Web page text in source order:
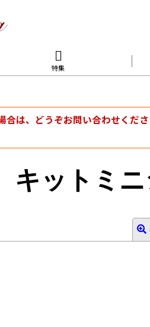
特集
合は、どうぞお問い合わせくだ
キットミ